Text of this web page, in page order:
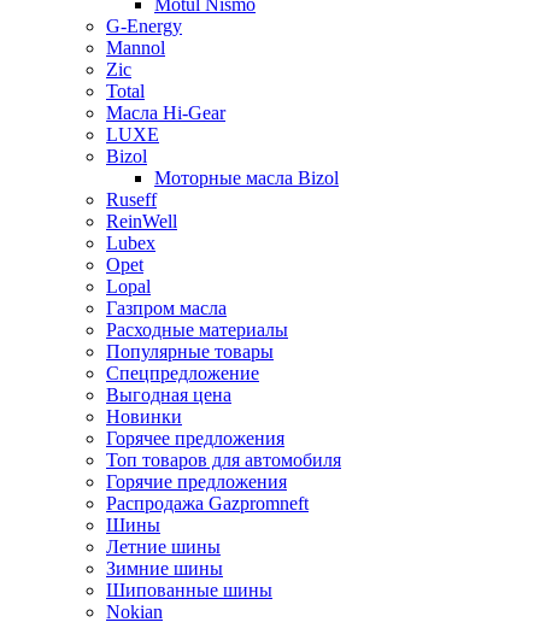
Motul Nismo
G-Energy
Mannol
Zic
Total
Масла Hi-Gear
LUXE
Bizol
Моторные масла Bizol
Ruseff
ReinWell
Lubex
Opet
Lopal
Газпром масла
Расходные материалы
Популярные товары
Спецпредложение
Выгодная цена
Новинки
Горячее предложения
Топ товаров для автомобиля
Горячие предложения
Распродажа Gazpromneft
Шины
Летние шины
Зимние шины
Шипованные шины
Nokian